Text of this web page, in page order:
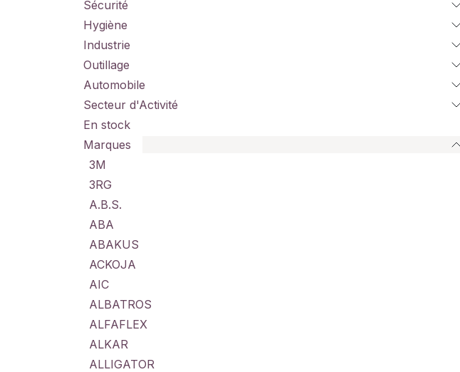
Sécurité
Hygiène
Industrie
Outillage
Automobile
Secteur d'Activité
En stock
Marques
3M
3RG
A.B.S.
ABA
ABAKUS
ACKOJA
AIC
ALBATROS
ALFAFLEX
ALKAR
ALLIGATOR